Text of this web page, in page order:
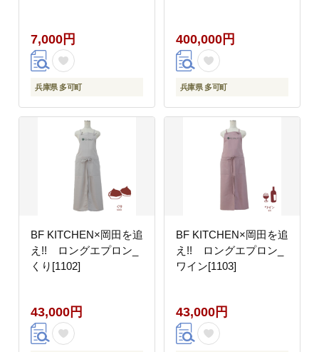
7,000円
兵庫県 多可町
400,000円
兵庫県 多可町
BF KITCHEN×岡田を追
え!! ロングエプロン_
くり[1102]
43,000円
BF KITCHEN×岡田を追
え!! ロングエプロン_
ワイン[1103]
43,000円